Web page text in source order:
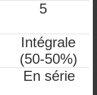
5
Intégrale
(50-50%)
En série